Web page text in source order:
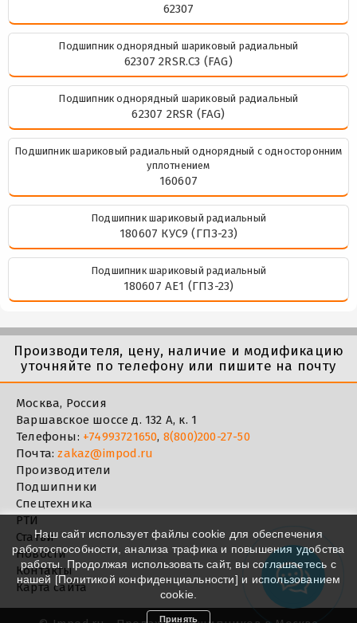
62307
Подшипник однорядный шариковый радиальный
62307 2RSR.C3 (FAG)
Подшипник однорядный шариковый радиальный
62307 2RSR (FAG)
Подшипник шариковый радиальный однорядный с односторонним
уплотнением
160607
Подшипник шариковый радиальный
180607 КУС9 (ГПЗ-23)
Подшипник шариковый радиальный
180607 АЕ1 (ГПЗ-23)
Производителя, цену, наличие и модификацию
уточняйте по телефону или пишите на почту
Москва, Россия
Варшавское шоссе д. 132 А, к. 1
Телефоны: +74993721650, 8(800)200-27-50
Почта:zakaz@impod.ru
Производители
Подшипники
Спецтехника
РТИ
Статьи
Новости
Контакты
Карта сайта
Наш сайт использует файлы cookie для обеспечения
работоспособности, анализа трафика и повышения удобства
работы. Продолжая использовать сайт, вы соглашаетесь с
нашей [Политикой конфиденциальности] и использованием
cookie.
Принять